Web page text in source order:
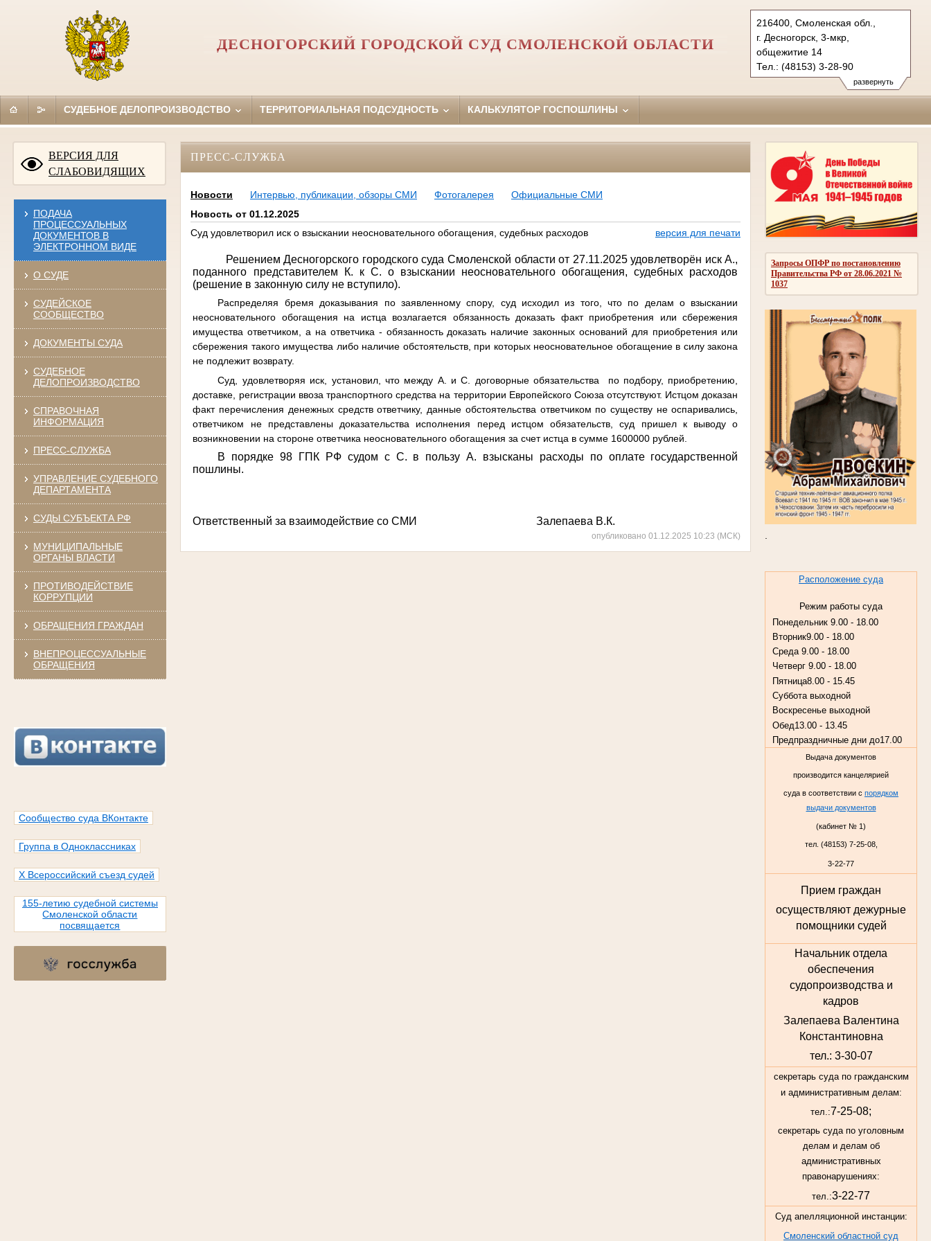
развернуть
216400, Смоленская обл.,
г. Десногорск, 3-мкр,
общежитие 14
Тел.: (48153) 3-28-90
desnogorsk.sml@sudrf.ru
ДЕСНОГОРСКИЙ ГОРОДСКОЙ СУД СМОЛЕНСКОЙ ОБЛАСТИ
СУДЕБНОЕ ДЕЛОПРОИЗВОДСТВО ТЕРРИТОРИАЛЬНАЯ ПОДСУДНОСТЬ КАЛЬКУЛЯТОР ГОСПОШЛИНЫ
ВЕРСИЯ ДЛЯ
СЛАБОВИДЯЩИХ
ПОДАЧА
ПРОЦЕССУАЛЬНЫХ
ДОКУМЕНТОВ В
ЭЛЕКТРОННОМ ВИДЕ
О СУДЕ
СУДЕЙСКОЕ
СООБЩЕСТВО
ДОКУМЕНТЫ СУДА
СУДЕБНОЕ
ДЕЛОПРОИЗВОДСТВО
СПРАВОЧНАЯ
ИНФОРМАЦИЯ
ПРЕСС-СЛУЖБА
УПРАВЛЕНИЕ СУДЕБНОГО
ДЕПАРТАМЕНТА
СУДЫ СУБЪЕКТА РФ
МУНИЦИПАЛЬНЫЕ
ОРГАНЫ ВЛАСТИ
ПРОТИВОДЕЙСТВИЕ
КОРРУПЦИИ
ОБРАЩЕНИЯ ГРАЖДАН
ВНЕПРОЦЕССУАЛЬНЫЕ
ОБРАЩЕНИЯ
Сообщество суда ВКонтакте
Группа в Одноклассниках
X Всероссийский съезд судей
155-летию судебной системы
Смоленской области
посвящается
Запросы ОПФР по постановлению
Правительства РФ от 28.06.2021 №
1037
Расположение суда
Режим работы суда
Понедельник 9.00 - 18.00
Вторник9.00 - 18.00
Среда 9.00 - 18.00
Четверг 9.00 - 18.00
Пятница8.00 - 15.45
Суббота выходной
Воскресенье выходной
Обед13.00 - 13.45
Предпраздничные дни до17.00
Выдача документов
производится канцелярией
суда в соответствии с порядком
выдачи документов
(кабинет № 1)
тел. (48153) 7-25-08,
3-22-77
Прием граждан
осуществляют дежурные
помощники судей
Начальник отдела
обеспечения
судопроизводства и
кадров
Залепаева Валентина
Константиновна
тел.: 3-30-07
секретарь суда по гражданским
и административным делам:
тел.:7-25-08;
секретарь суда по уголовным
делам и делам об
административных
правонарушениях:
тел.:3-22-77
Суд апелляционной инстанции:
Смоленский областной суд
ПРЕСС-СЛУЖБА
Новости Интервью, публикации, обзоры СМИ Фотогалерея
Официальные СМИ
Новость от 01.12.2025
Суд удовлетворил иск о взыскании неосновательного обогащения, судебных расходов
версия для печати
Решением Десногорского городского суда Смоленской области от 27.11.2025 удовлетворён искА.,
поданного представителем К. к С. о взыскании неосновательного обогащения, судебных расходов
(решение в законную силу не вступило).
Распределяя бремя доказывания по заявленному спору, суд исходил из того, что по делам о взыскании
неосновательного обогащения на истца возлагается обязанность доказать факт приобретения или сбережения
имущества ответчиком, а на ответчика - обязанность доказать наличие законных оснований для приобретения или
сбережения такого имущества либо наличие обстоятельств, при которых неосновательное обогащение в силу закона
не подлежит возврату.
Суд, удовлетворяя иск, установил, что между А. и С. договорные обязательства по подбору, приобретению,
доставке, регистрации ввоза транспортного средства на территории Европейского Союза отсутствуют. Истцом доказан
факт перечисления денежных средств ответчику, данные обстоятельства ответчиком по существу не оспаривались,
ответчиком не представлены доказательства исполнения перед истцом обязательств, суд пришел к выводу о
возникновении на стороне ответчика неосновательного обогащения за счет истца в сумме 1600000 рублей.
В порядке 98 ГПК РФ судом с С. в пользу А. взысканы расходы по оплате государственной
пошлины.
Ответственный за взаимодействие со СМИ Залепаева В.К.
опубликовано 01.12.2025 10:23 (МСК)